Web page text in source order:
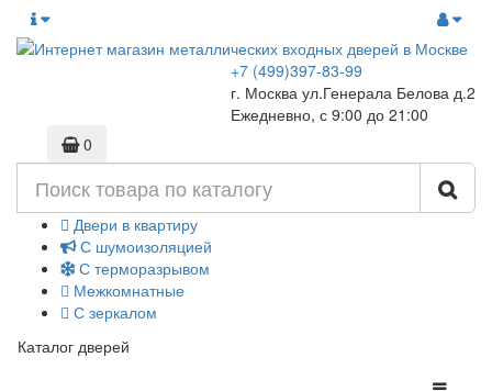
+7 (499)397-83-99
г. Москва ул.Генерала Белова д.2
Ежедневно, с 9:00 до 21:00
0
Двери в квартиру
С шумоизоляцией
С терморазрывом
Межкомнатные
С зеркалом
Каталог дверей